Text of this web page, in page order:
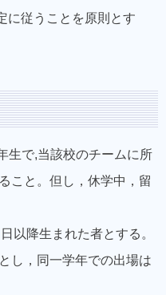
に従うことを原則とす
生で,当該校のチームに所
こと。但し，休学中，留
以降生まれた者とする。
し，同一学年での出場は